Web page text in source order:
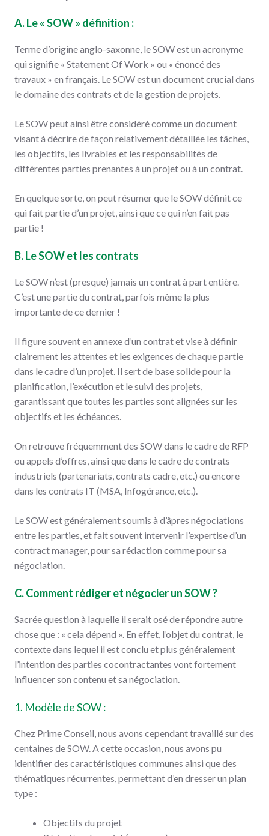
A. Le « SOW » définition :
Terme d’origine anglo-saxonne, le SOW est un acronyme
qui signifie « Statement Of Work » ou « énoncé des
travaux » en français. Le SOW est un document crucial dans
le domaine des contrats et de la gestion de projets.
Le SOW peut ainsi être considéré comme un document
visant à décrire de façon relativement détaillée les tâches,
les objectifs, les livrables et les responsabilités de
différentes parties prenantes à un projet ou à un contrat.
En quelque sorte, on peut résumer que le SOW définit ce
qui fait partie d’un projet, ainsi que ce qui n’en fait pas
partie !
B. Le SOW et les contrats
Le SOW n’est (presque) jamais un contrat à part entière.
C’est une partie du contrat, parfois même la plus
importante de ce dernier !
Il figure souvent en annexe d’un contrat et vise à définir
clairement les attentes et les exigences de chaque partie
dans le cadre d’un projet. Il sert de base solide pour la
planification, l’exécution et le suivi des projets,
garantissant que toutes les parties sont alignées sur les
objectifs et les échéances.
On retrouve fréquemment des SOW dans le cadre de RFP
ou appels d’offres, ainsi que dans le cadre de contrats
industriels (partenariats, contrats cadre, etc.) ou encore
dans les contrats IT (MSA, Infogérance, etc.).
Le SOW est généralement soumis à d’âpres négociations
entre les parties, et fait souvent intervenir l’expertise d’un
contract manager, pour sa rédaction comme pour sa
négociation.
C. Comment rédiger et négocier un SOW ?
Sacrée question à laquelle il serait osé de répondre autre
chose que : « cela dépend ». En effet, l’objet du contrat, le
contexte dans lequel il est conclu et plus généralement
l’intention des parties cocontractantes vont fortement
influencer son contenu et sa négociation.
1. Modèle de SOW :
Chez Prime Conseil, nous avons cependant travaillé sur des
centaines de SOW. A cette occasion, nous avons pu
identifier des caractéristiques communes ainsi que des
thématiques récurrentes, permettant d’en dresser un plan
type :
Objectifs du projet